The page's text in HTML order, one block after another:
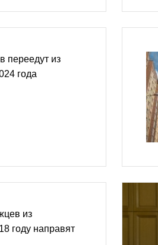
переедут из
года
из
году направят